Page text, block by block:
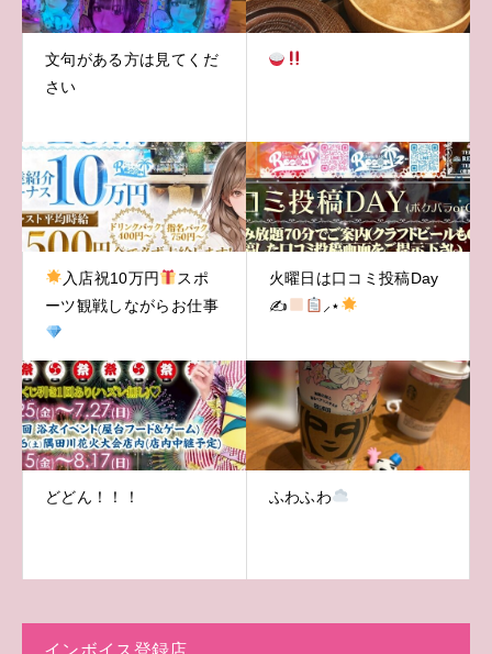
文句がある方は見てくだ
さい
入店祝10万円
スポ
ーツ観戦しながらお仕事
火曜日は口コミ投稿Day
✍
⸝‍⋆
どどん！！！ ふわふわ
インボイス登録店